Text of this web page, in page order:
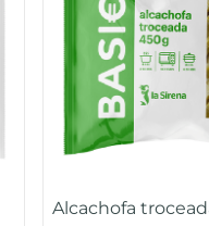
Alcachofa